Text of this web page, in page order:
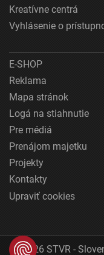
Kreatívne centrá
Vyhlásenie o
E-SHOP
Reklama
Mapa stránok
Logá na stiahnutie
Pre médiá
Prenájom majetku
Projekty
Kontakty
Upraviť cookies
© 2026 STVR -